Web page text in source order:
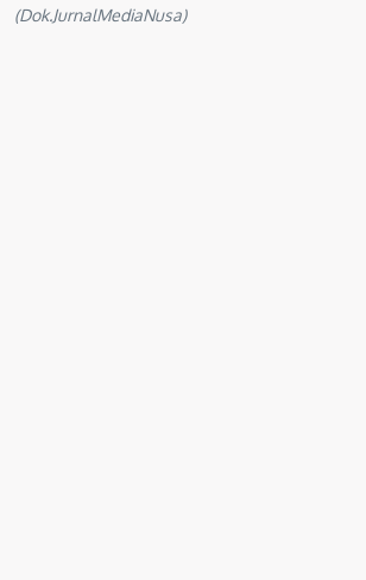
(Dok.JurnalMediaNusa)